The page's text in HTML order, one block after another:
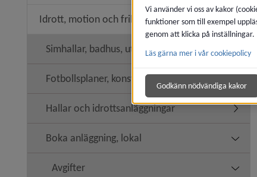
Idrott, motion och friluftsliv
Simhallar, badhus, utebassänger
Fotbollsplaner, konstgräs
Hallar och idrottsanläggningar
Boka anläggning, lokal
Avgifter
Vi använder vi oss av kakor
funktioner som till exempel
genom att klicka på inställningar.
Läs gärna mer i vår cookiepolicy
Godkänn nödvändiga kakor